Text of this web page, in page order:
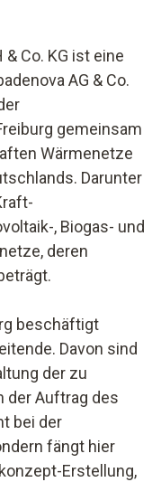
Co. KG ist eine
AG & Co.
gemeinsam
Wärmenetze
Darunter
, Biogas- und
deren
beschäftigt
Davon sind
der zu
der Auftrag des
bei der
fängt hier
Erstellung,